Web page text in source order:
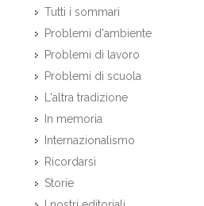
Tutti i sommari
Problemi d'ambiente
Problemi di lavoro
Problemi di scuola
L'altra tradizione
In memoria
Internazionalismo
Ricordarsi
Storie